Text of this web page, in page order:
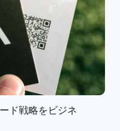
ド戦略をビジネ